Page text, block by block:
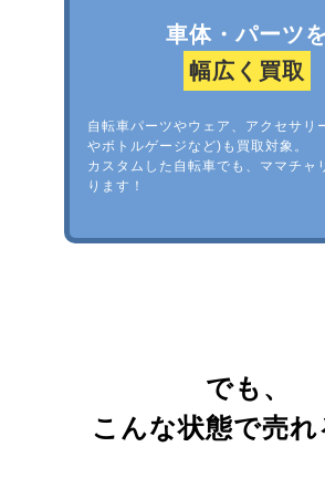
車体・パーツを
幅広く買取
自転車パーツやウェア、アクセサリ
やボトルゲージなど)も買取対象。
カスタムした自転車でも、ママチャ
ります！
でも、
こんな状態で売れ